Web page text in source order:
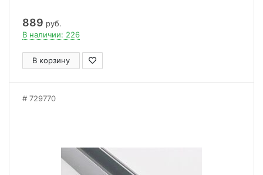
889 руб.
В наличии: 226
В корзину
729770